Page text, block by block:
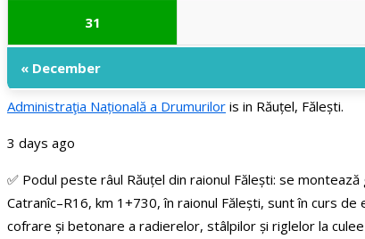
31
« December
Administraţia Națională a Drumurilor is in Răuțel, Fălești.
3 days ago
✅ Podul peste râul Răuțel din raionul Fălești: se montează
Catranîc–R16, km 1+730, în raionul Fălești, sunt în curs
cofrare și betonare a radierelor, stâlpilor și riglelor la